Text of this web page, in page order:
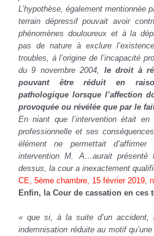
L’hypothèse, également mentionnée
terrain dépressif pouvait avoir
phénomènes douloureux et à la
pas de nature à exclure
troubles, à l’origine de l’incapacité
du 9 novembre 2004, le droit à
pouvant être réduit en
pathologique lorsque l’affection
provoquée ou révélée que par le
En niant que l’intervention était en
professionnelle et ses
élément ne permettait d’affirmer
intervention M. A…aurait présenté
dessus, la cour a inexactement
CE, 5ème chambre, 15 février 2019,
Enfin, la Cour de cassation en ces
« que si, à la suite d’un
indemnisation réduite au motif